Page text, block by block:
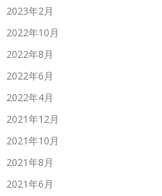
2023年2月
2022年10月
2022年8月
2022年6月
2022年4月
2021年12月
2021年10月
2021年8月
2021年6月